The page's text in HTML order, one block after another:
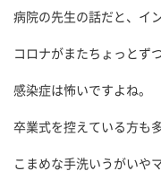
病院の先生の話だと、イ
コロナがまたちょっとず
感染症は怖いですよね。
卒業式を控えている方も
こまめな手洗いうがいや